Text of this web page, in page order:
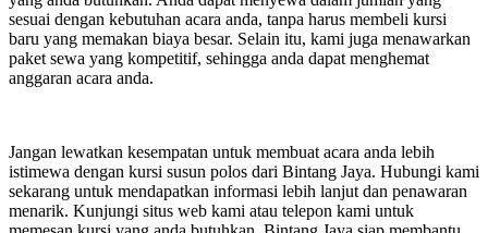
sesuai dengan kebutuhan acara anda, tanpa harus membeli kursi
baru yang memakan biaya besar. Selain itu, kami juga menawarkan
paket sewa yang kompetitif, sehingga anda dapat menghemat
anggaran acara anda.
Jangan lewatkan kesempatan untuk membuat acara anda lebih
istimewa dengan kursi susun polos dari Bintang Jaya. Hubungi kami
sekarang untuk mendapatkan informasi lebih lanjut dan penawaran
menarik. Kunjungi situs web kami atau telepon kami untuk